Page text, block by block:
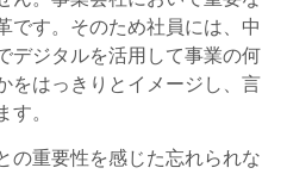
です。そのため社員には、中
デジタルを活用して事業の何
をはっきりとイメージし、言
す。
重要性を感じた忘れられな